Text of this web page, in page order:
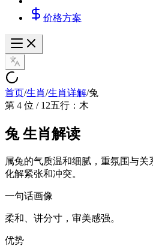
价格方案
首页/生肖/生肖详解/兔
第 4 位 / 12五行：木
兔 生肖解读
属兔的气质温和细腻，重氛围与
化解紧张和冲突。
一句话画像
柔和、讲分寸，审美感强。
优势